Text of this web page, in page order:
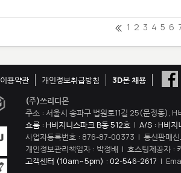
1 2 3 4 5 6
이용약관 개인정보취급방침
3D몬 채용
(주)쓰리디몬
주소 : 서울시 송파구 법원로11길 25(문정동),
쇼룸 : H비지니스파크 B동 512호 | A/S : H비지
사업자등록번호 : 876-87-00373 | 통신판매
개인정보관리책임자 : 박정배 | 호스팅제공자 :
고객센터 (10am~5pm) : 02-546-2617 |